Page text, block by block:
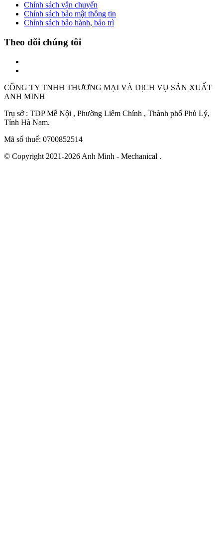
Chính sách vận chuyển
Chính sách bảo mật thông tin
Chính sách bảo hành, bảo trì
Theo dõi chúng tôi
CÔNG TY TNHH THƯƠNG MẠI VÀ DỊCH VỤ SẢN XUẤT
ANH MINH
Trụ sở : TDP Mễ Nội , Phường Liêm Chính , Thành phố Phủ Lý,
Tỉnh Hà Nam.
Mã số thuế: 0700852514
© Copyright 2021-2026 Anh Minh - Mechanical .